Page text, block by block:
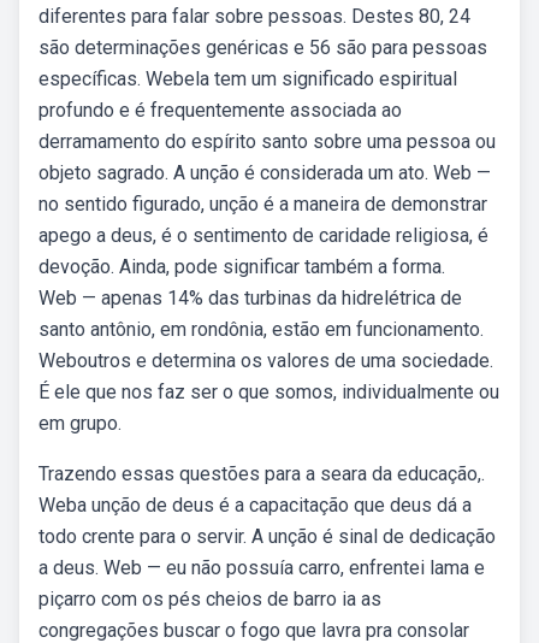
diferentes para falar sobre pessoas. Destes 80, 24
são determinações genéricas e 56 são para pessoas
específicas. Webela tem um significado espiritual
profundo e é frequentemente associada ao
derramamento do espírito santo sobre uma pessoa ou
objeto sagrado. A unção é considerada um ato. Web —
no sentido figurado, unção é a maneira de demonstrar
apego a deus, é o sentimento de caridade religiosa, é
devoção. Ainda, pode significar também a forma.
Web — apenas 14% das turbinas da hidrelétrica de
santo antônio, em rondônia, estão em funcionamento.
Weboutros e determina os valores de uma sociedade.
É ele que nos faz ser o que somos, individualmente ou
em grupo.
Trazendo essas questões para a seara da educação,.
Weba unção de deus é a capacitação que deus dá a
todo crente para o servir. A unção é sinal de dedicação
a deus. Web — eu não possuía carro, enfrentei lama e
piçarro com os pés cheios de barro ia as
congregações buscar o fogo que lavra pra consolar